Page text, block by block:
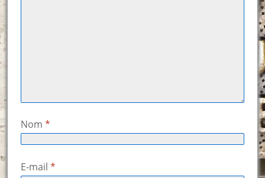
Nom *
E-mail *